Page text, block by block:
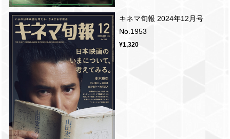
キネマ旬報 2024年12月号
No.1953
¥1,320